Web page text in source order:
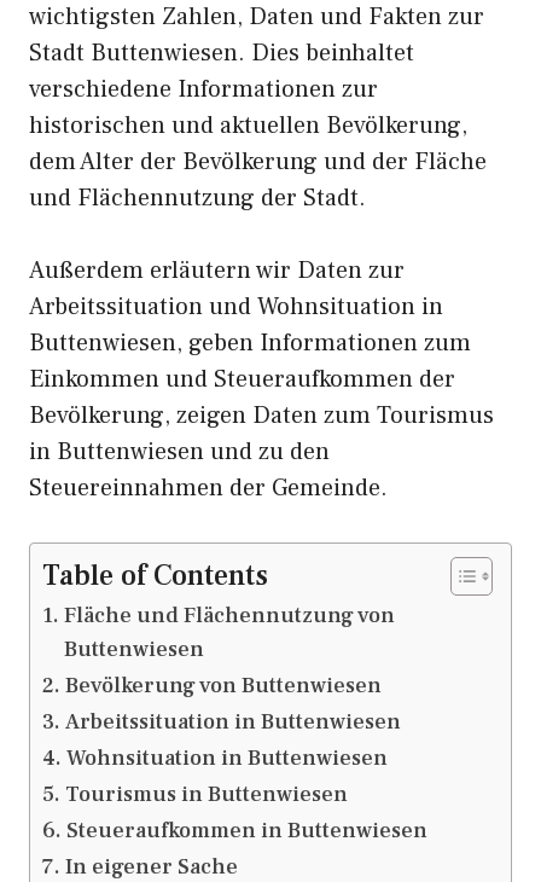
wichtigsten Zahlen, Daten und Fakten zur
Stadt Buttenwiesen. Dies beinhaltet
verschiedene Informationen zur
historischen und aktuellen Bevölkerung,
dem Alter der Bevölkerung und der Fläche
und Flächennutzung der Stadt.
Außerdem erläutern wir Daten zur
Arbeitssituation und Wohnsituation in
Buttenwiesen, geben Informationen zum
Einkommen und Steueraufkommen der
Bevölkerung, zeigen Daten zum Tourismus
in Buttenwiesen und zu den
Steuereinnahmen der Gemeinde.
Table of Contents
Fläche und Flächennutzung von
Buttenwiesen
Bevölkerung von Buttenwiesen
Arbeitssituation in Buttenwiesen
Wohnsituation in Buttenwiesen
Tourismus in Buttenwiesen
Steueraufkommen in Buttenwiesen
In eigener Sache